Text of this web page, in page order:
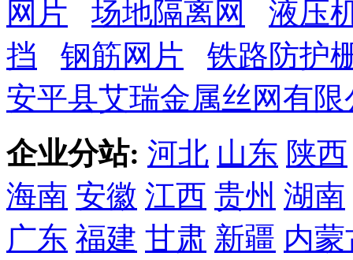
网片
场地隔离网
液压
挡
钢筋网片
铁路防护
安平县艾瑞金属丝网有限
企业分站: 河北 山东 陕西
海南 安徽 江西 贵州 湖南
广东 福建 甘肃 新疆 内蒙